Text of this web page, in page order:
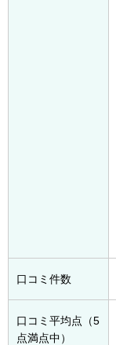
口コミ件数
口コミ平均点（5
点満点中）